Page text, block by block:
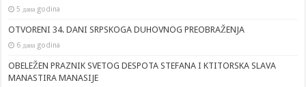
5 дана godina
OTVORENI 34. DANI SRPSKOGA DUHOVNOG PREOBRAŽENJA
6 дана godina
OBELEŽEN PRAZNIK SVETOG DESPOTA STEFANA I KTITORSKA SLAVA
MANASTIRA MANASIJE